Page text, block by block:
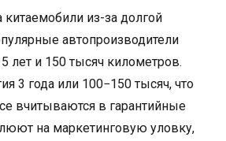
из-за долгой
автопроизводители
лет и 150 тысяч километров.
3 года или 100−150 тысяч, что
вчитываются в гарантийные
на маркетинговую уловку,